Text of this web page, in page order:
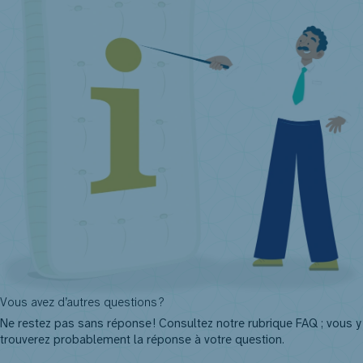
Vous avez d’autres questions ?
Ne restez pas sans réponse ! Consultez notre rubrique FAQ ; vous y
trouverez probablement la réponse à votre question.